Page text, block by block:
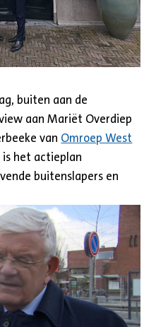
buiten aan de
aan Mariët Overdiep
van Omroep West
is het actieplan
buitenslapers en